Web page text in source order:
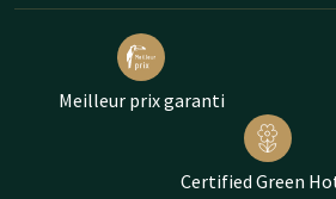
Meilleur prix garanti
Certified Green